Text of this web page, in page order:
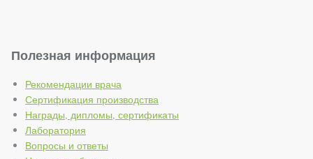
Полезная информация
Рекомендации врача
Сертификация производства
Награды, дипломы, сертификаты
Лаборатория
Вопросы и ответы